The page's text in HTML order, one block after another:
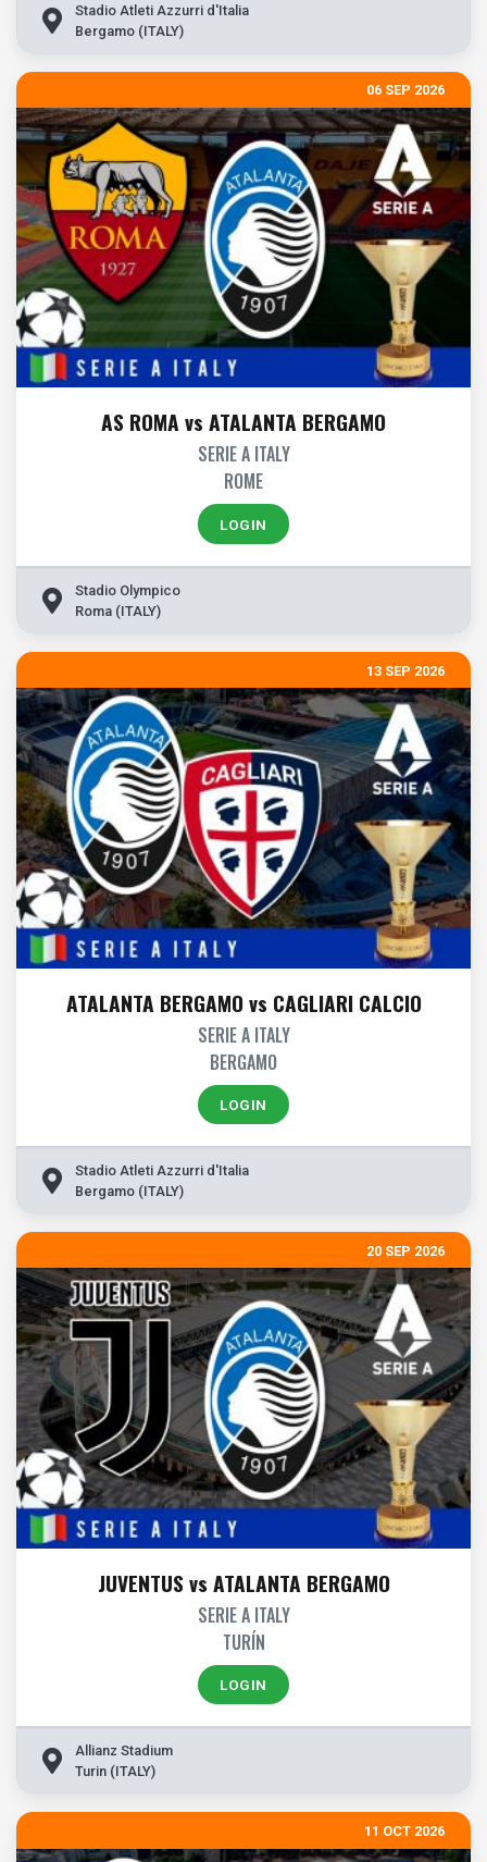
Stadio Atleti Azzurri d'Italia
Bergamo (ITALY)
06 SEP 2026
AS ROMA vs ATALANTA BERGAMO
SERIE A ITALY
ROME
LOGIN
Stadio Olympico
Roma (ITALY)
13 SEP 2026
ATALANTA BERGAMO vs CAGLIARI CALCIO
SERIE A ITALY
BERGAMO
LOGIN
Stadio Atleti Azzurri d'Italia
Bergamo (ITALY)
20 SEP 2026
JUVENTUS vs ATALANTA BERGAMO
SERIE A ITALY
TURÍN
LOGIN
Allianz Stadium
Turin (ITALY)
11 OCT 2026